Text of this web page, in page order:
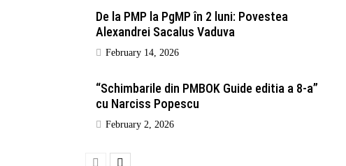
De la PMP la PgMP în 2 luni: Povestea
Alexandrei Sacalus Vaduva
February 14, 2026
“Schimbarile din PMBOK Guide editia a 8-a”
cu Narciss Popescu
February 2, 2026